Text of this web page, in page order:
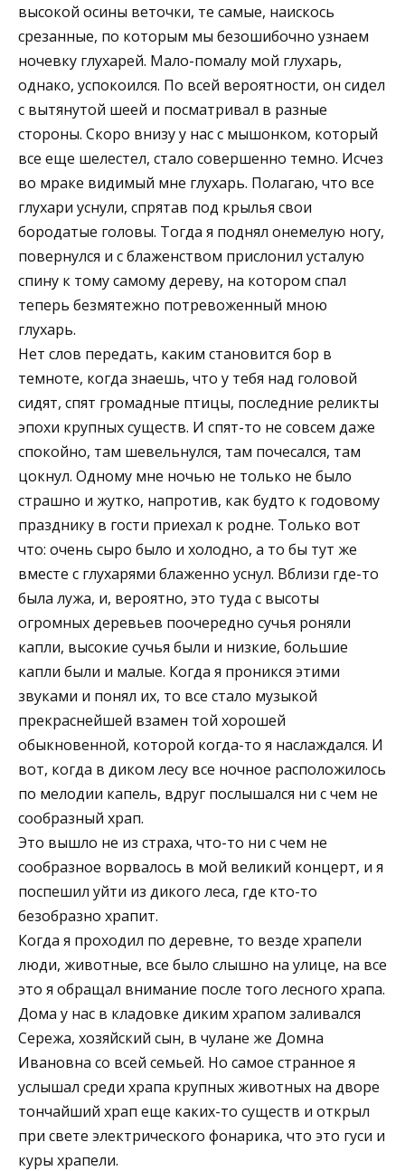
высокой осины веточки, те самые, наискось
срезанные, по которым мы безошибочно узнаем
ночевку глухарей. Мало-помалу мой глухарь,
однако, успокоился. По всей вероятности, он сидел
с вытянутой шеей и посматривал в разные
стороны. Скоро внизу у нас с мышонком, который
все еще шелестел, стало совершенно темно. Исчез
во мраке видимый мне глухарь. Полагаю, что все
глухари уснули, спрятав под крылья свои
бородатые головы. Тогда я поднял онемелую ногу,
повернулся и с блаженством прислонил усталую
спину к тому самому дереву, на котором спал
теперь безмятежно потревоженный мною
глухарь.
Нет слов передать, каким становится бор в
темноте, когда знаешь, что у тебя над головой
сидят, спят громадные птицы, последние реликты
эпохи крупных существ. И спят-то не совсем даже
спокойно, там шевельнулся, там почесался, там
цокнул. Одному мне ночью не только не было
страшно и жутко, напротив, как будто к годовому
празднику в гости приехал к родне. Только вот
что: очень сыро было и холодно, а то бы тут же
вместе с глухарями блаженно уснул. Вблизи где-то
была лужа, и, вероятно, это туда с высоты
огромных деревьев поочередно сучья роняли
капли, высокие сучья были и низкие, большие
капли были и малые. Когда я проникся этими
звуками и понял их, то все стало музыкой
прекраснейшей взамен той хорошей
обыкновенной, которой когда-то я наслаждался. И
вот, когда в диком лесу все ночное расположилось
по мелодии капель, вдруг послышался ни с чем не
сообразный храп.
Это вышло не из страха, что-то ни с чем не
сообразное ворвалось в мой великий концерт, и я
поспешил уйти из дикого леса, где кто-то
безобразно храпит.
Когда я проходил по деревне, то везде храпели
люди, животные, все было слышно на улице, на все
это я обращал внимание после того лесного храпа.
Дома у нас в кладовке диким храпом заливался
Сережа, хозяйский сын, в чулане же Домна
Ивановна со всей семьей. Но самое странное я
услышал среди храпа крупных животных на дворе
тончайший храп еще каких-то существ и открыл
при свете электрического фонарика, что это гуси и
куры храпели.